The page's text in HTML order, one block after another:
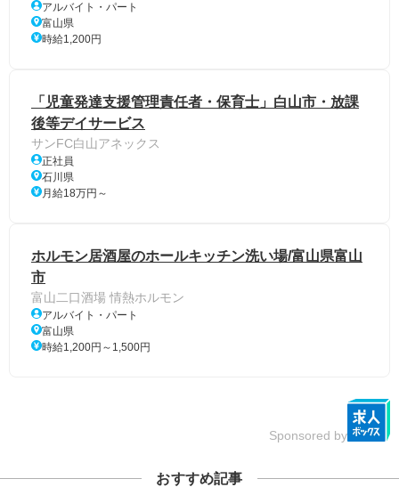
アルバイト・パート
富山県
時給1,200円
「児童発達支援管理責任者・保育士」白山市・放課
後等デイサービス
サンFC白山アネックス
正社員
石川県
月給18万円～
ホルモン居酒屋のホールキッチン洗い場/富山県富山
市
富山二口酒場 情熱ホルモン
アルバイト・パート
富山県
時給1,200円～1,500円
Sponsored by
おすすめ記事